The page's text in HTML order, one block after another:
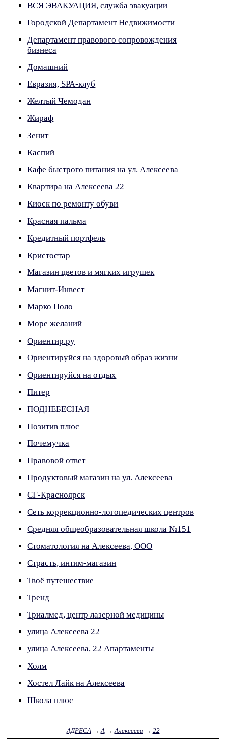
ВСЯ ЭВАКУАЦИЯ, служба эвакуации
Городской Департамент Недвижимости
Департамент правового сопровождения
бизнеса
Домашний
Евразия, SPA-клуб
Желтый Чемодан
Жираф
Зенит
Каспий
Кафе быстрого питания на ул. Алексеева
Квартира на Алексеева 22
Киоск по ремонту обуви
Красная пальма
Кредитный портфель
Кристостар
Магазин цветов и мягких игрушек
Магнит-Инвест
Марко Поло
Море желаний
Ориентир.ру
Ориентируйся на здоровый образ жизни
Ориентируйся на отдых
Питер
ПОДНЕБЕСНАЯ
Позитив плюс
Почемучка
Правовой ответ
Продуктовый магазин на ул. Алексеева
СГ-Красноярск
Сеть коррекционно-логопедических центров
Средняя общеобразовательная школа №151
Стоматология на Алексеева, ООО
Страсть, интим-магазин
Твоё путешествие
Тренд
Триалмед, центр лазерной медицины
улица Алексеева 22
улица Алексеева, 22 Апартаменты
Холм
Хостел Лайк на Алексеева
Школа плюс
АДРЕСА → А → Алексеева → 22